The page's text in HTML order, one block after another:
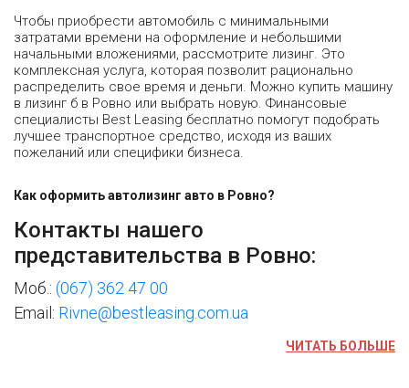
Чтобы приобрести автомобиль с минимальными
затратами времени на оформление и небольшими
начальными вложениями, рассмотрите лизинг. Это
комплексная услуга, которая позволит рационально
распределить свое время и деньги. Можно купить машину
в лизинг б в Ровно или выбрать новую. Финансовые
специалисты Best Leasing бесплатно помогут подобрать
лучшее транспортное средство, исходя из ваших
пожеланий или специфики бизнеса.
Как оформить автолизинг авто в Ровно?
Контакты нашего
представительства в Ровно:
Моб.: (067) 362 47 00
Email: Rivne@bestleasing.com.ua
ЧИТАТЬ БОЛЬШЕ